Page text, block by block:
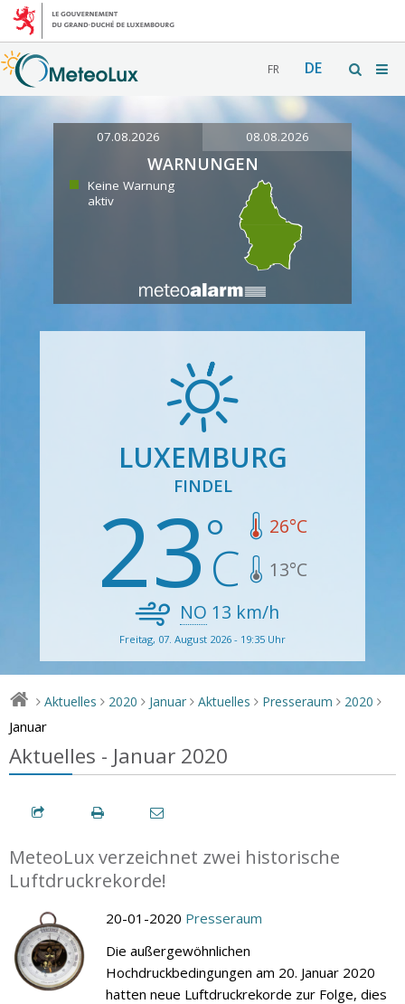
FR DE
07.08.2026 08.08.2026
WARNUNGEN
Keine Warnung
aktiv
LUXEMBURG
FINDEL
23 26°C
13°C
NO 13 km/h
Freitag, 07. August 2026 - 19:35 Uhr
> Aktuelles > 2020 > Januar > Aktuelles > Presseraum > 2020 >
Januar
Aktuelles - Januar 2020
MeteoLux verzeichnet zwei historische
Luftdruckrekorde!
20-01-2020 Presseraum
Die außergewöhnlichen
Hochdruckbedingungen am 20. Januar 2020
hatten neue Luftdruckrekorde zur Folge, dies